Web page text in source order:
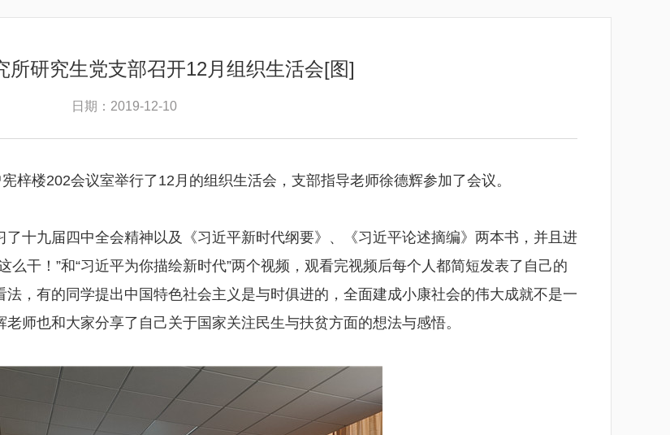
所研究生党支部召开12月组织生活会[图]
日期：2019-12-10
梓楼202会议室举行了12月的组织生活会，支部指导老师徐德辉参加了会议。
十九届四中全会精神以及《习近平新时代纲要》、《习近平论述摘编》两本书，并且进
干！”和“习近平为你描绘新时代”两个视频，观看完视频后每个人都简短发表了自己的
，有的同学提出中国特色社会主义是与时俱进的，全面建成小康社会的伟大成就不是一
师也和大家分享了自己关于国家关注民生与扶贫方面的想法与感悟。